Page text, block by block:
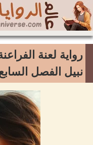
رواية لعنة
نبيل الفصل